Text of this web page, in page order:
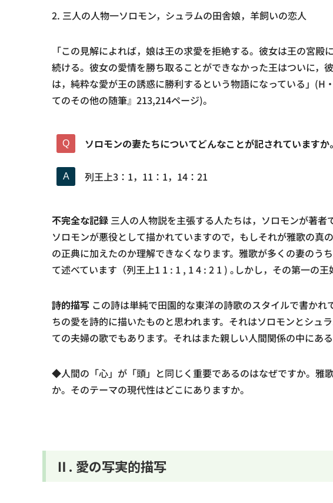
2. 三人の人物一ソロモン，シュラムの田舎娘，羊飼いの恋人
「この見解によれば，娘は王の求愛を拒絶する。彼女は王の宮
続ける。彼女の愛情を勝ち取ることができなかった王はついに，
は，純粋な愛が王の誘惑に勝利するという物語になっている」(H
てのその他の随筆』213,214ページ)。
ソロモンの妻たちについてどんなことが記されていますか。
列王上3：1，11：1，14：21
不完全な記録 三人の人物説を主張する人たちは，ソロモンが著
ソロモンが悪役として描かれていますので，もしそれが雅歌の真
の正典に加えたのか理解できなくなります。雅歌が多くの妻のう
て述べています（列王上1 1 : 1 , 1 4 : 2 1 ) ｡しかし，その第一の王
詩的描写 この詩は単純で田園的な東洋の詩歌のスタイルで書か
ちの愛を詩的に描いたものと思われます。それはソロモンとシュ
ての夫婦の歌でもあります。それはまた親しい人間関係の中にあ
◆人間の「心」が「頭」と同じく重要であるのはなぜですか。雅
か。そのテーマの現代性はどこにありますか。
Ⅱ. 愛の写実的描写